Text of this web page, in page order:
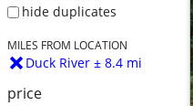
hide duplicates
MILES FROM LOCATION
Duck River ± 8.4 mi
price